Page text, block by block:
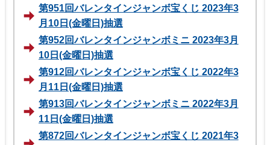
第951回バレンタインジャンボ宝くじ 2023年3
月10日(金曜日)抽選
第952回バレンタインジャンボミニ 2023年3月
10日(金曜日)抽選
第912回バレンタインジャンボ宝くじ 2022年3
月11日(金曜日)抽選
第913回バレンタインジャンボミニ 2022年3月
11日(金曜日)抽選
第872回バレンタインジャンボ宝くじ 2021年3